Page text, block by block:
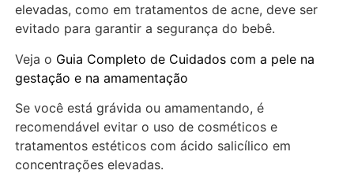
elevadas, como em tratamentos de acne, deve ser
evitado para garantir a segurança do bebê.
Veja o Guia Completo de Cuidados com a pele na
gestação e na amamentação
Se você está grávida ou amamentando, é
recomendável evitar o uso de cosméticos e
tratamentos estéticos com ácido salicílico em
concentrações elevadas.